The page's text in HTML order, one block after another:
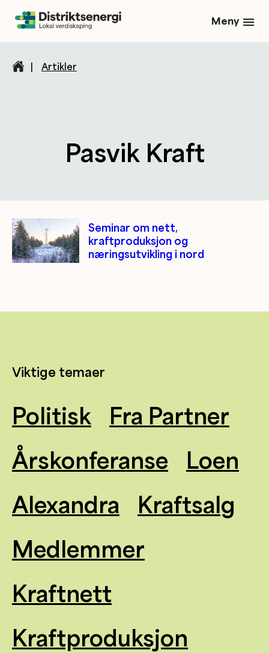
Meny
Artikler
Pasvik Kraft
Kategori/tag artikler
Seminar om nett,
kraftproduksjon og
næringsutvikling i nord
Viktige temaer
Politisk
Fra Partner
Årskonferanse
Loen
Alexandra
Kraftsalg
Medlemmer
Kraftnett
Kraftproduksjon